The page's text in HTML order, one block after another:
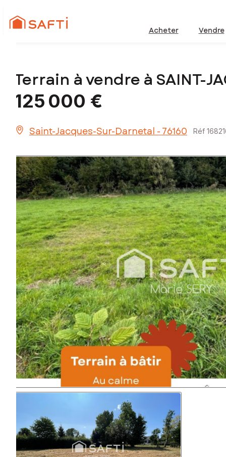
Acheter Vendre
Terrain à vendre à SAINT-
125 000 €
Saint-Jacques-Sur-Darnetal - 76160 Réf